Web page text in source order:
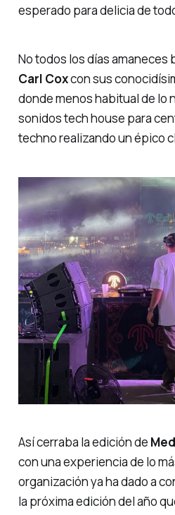
esperado para delicia de
No todos los días amaneces
Carl Coxcon sus
donde menos habitual de lo
sonidostechhouse para
technorealizando un épico
Así cerraba la edición de
con una experiencia de lo
organización ya ha dado a
la próxima edición del año